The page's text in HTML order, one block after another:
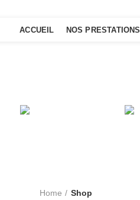
ACCUEIL NOS PRESTATIONS
Home Shop